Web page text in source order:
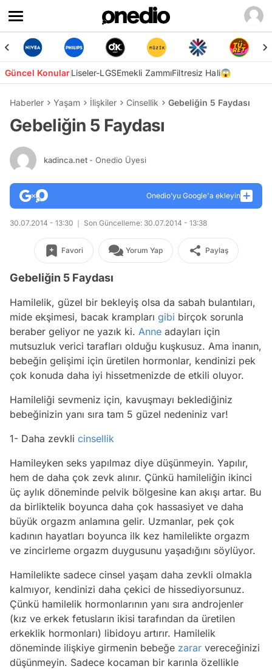
Güncel KonularLiseler-LGSEmekli ZammıFiltresiz Hali😱
Haberler Yaşam İlişkiler Cinsellik Gebeliğin 5 Faydası
Gebeliğin 5 Faydası
kadinca.net - Onedio Üyesi
Onedio’yu Google'a ekleyin
30.07.2014 - 13:30 Son Güncelleme: 30.07.2014 - 13:38
Favori Yorum Yap Paylaş
Gebeliğin 5 Faydası
Hamilelik, güzel bir bekleyiş olsa da sabah bulantıları,
mide ekşimesi, bacak krampları gibi birçok sorunla
beraber geliyor ne yazık ki. Anne adayları için
mutsuzluk verici tarafları olduğu kuşkusuz. Ama inanın,
bebeğin gelişimi için üretilen hormonlar, kendinizi pek
çok konuda daha iyi hissetmenizde de etkili oluyor.
Hamileliği sevmeniz için, kavuşmayı beklediğiniz
bebeğinizin yanı sıra tam 5 güzel nedeniniz var!
1- Daha zevkli cinsellik
Hamileyken seks yapılmaz diye düşünmeyin. Yapılır,
hem de daha çok zevk alınır. Çünkü hamileliğin ikinci
üç aylık döneminde pelvik bölgesine kan akışı artar. Bu
da birliktelik boyunca daha çok hassasiyet ve daha
büyük orgazm anlamına gelir. Uzmanlar, pek çok
kadının hayatları boyunca ilk kez hamilelikte orgazm
ve zincirleme orgazm duygusunu yaşadığını söylüyor.
Hamilelikte sadece cinsel yaşam daha zevkli olmakla
kalmıyor, kendinizi daha çekici de hissediyorsunuz.
Çünkü hamilelik hormonlarının yanı sıra androjenler
(kız ve erkek fetusların ikisi tarafından da üretilen
erkeklik hormonları) libidoyu artırır. Hamilelik
döneminde ilişkiye girmenin bebeğe zarar vereceğinizi
düşünmeyin. Sadece kocaman bir karınla özellikle